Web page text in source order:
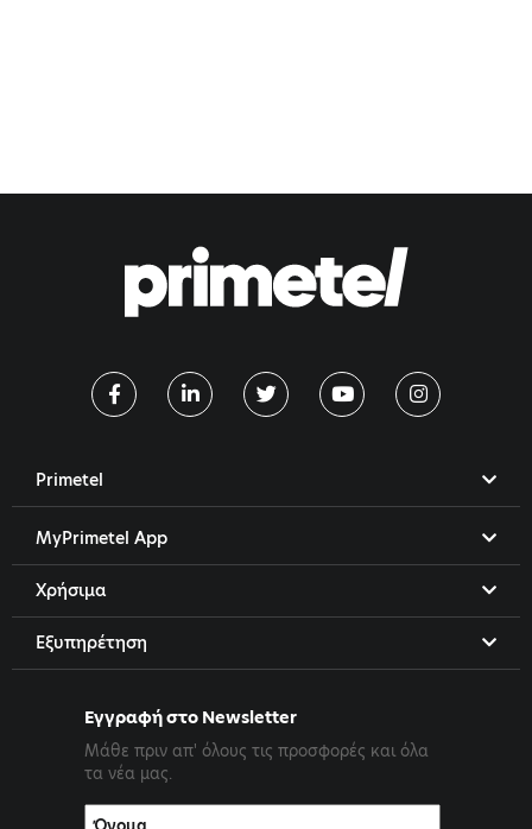
Primetel
MyPrimetel App
Χρήσιμα
Εξυπηρέτηση
Εγγραφή στο Newsletter
Μάθε πριν απ' όλους τις προσφορές και όλα
τα νέα μας.